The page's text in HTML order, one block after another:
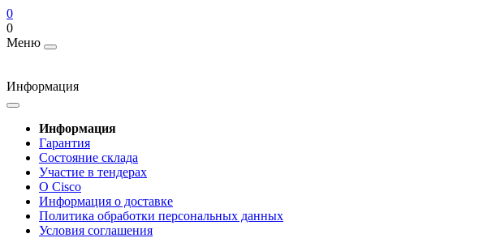
0
0
Меню
Информация
Информация
Гарантия
Состояние склада
Участие в тендерах
О Cisco
Информация о доставке
Политика обработки персональных данных
Условия соглашения